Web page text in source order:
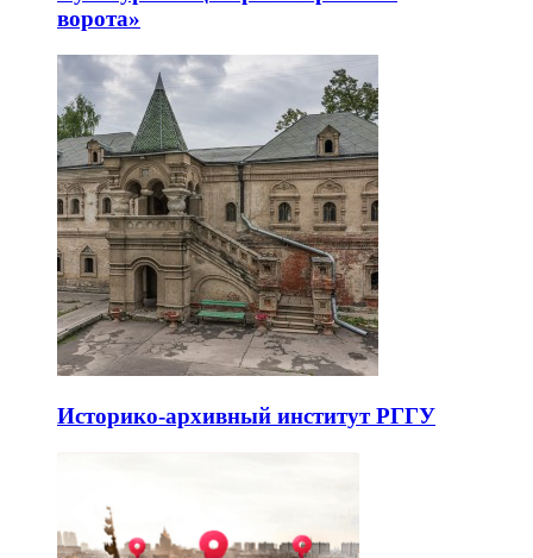
ворота»
Историко-архивный институт РГГУ